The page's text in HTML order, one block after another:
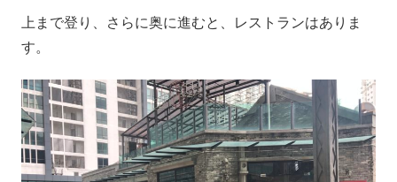
上まで登り、さらに奥に進むと、レストランはありま
す。